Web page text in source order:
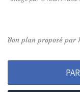
Bon plan proposé par